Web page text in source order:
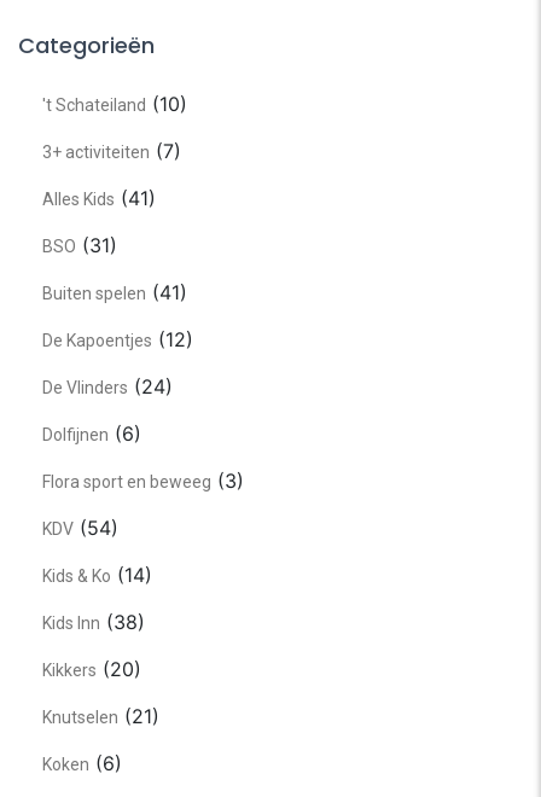
Categorieën
't Schateiland (10)
3+ activiteiten (7)
Alles Kids (41)
BSO (31)
Buiten spelen (41)
De Kapoentjes (12)
De Vlinders (24)
Dolfijnen (6)
Flora sport en beweeg (3)
KDV (54)
Kids & Ko (14)
Kids Inn (38)
Kikkers (20)
Knutselen (21)
Koken (6)